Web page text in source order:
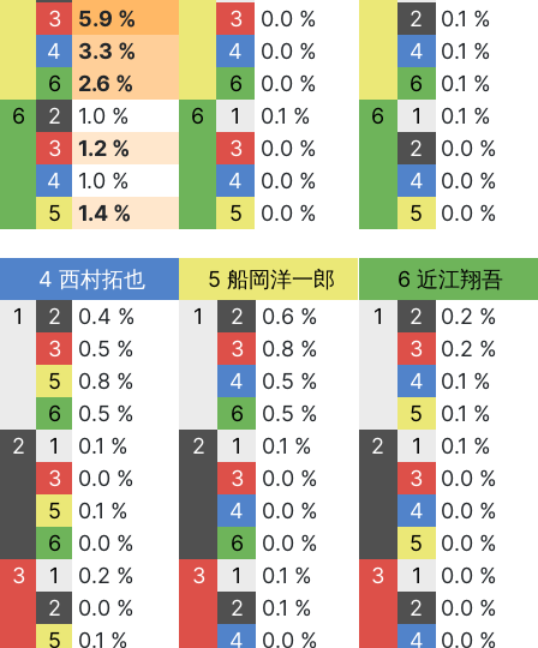
3
5.9 %
4
3.3 %
6
2.6 %
6
2
1.0 %
3
1.2 %
4
1.0 %
5
1.4 %
3
0.0 %
4
0.0 %
6
0.0 %
6
1
0.1 %
3
0.0 %
4
0.0 %
5
0.0 %
2
0.1 %
4
0.1 %
6
0.1 %
6
1
0.1 %
2
0.0 %
4
0.0 %
5
0.0 %
4 西村拓也
1
2
0.4 %
3
0.5 %
5
0.8 %
6
0.5 %
2
1
0.1 %
3
0.0 %
5
0.1 %
6
0.0 %
3
1
0.2 %
2
0.0 %
5
0.1 %
5 船岡洋一郎
1
2
0.6 %
3
0.8 %
4
0.5 %
6
0.5 %
2
1
0.1 %
3
0.0 %
4
0.0 %
6
0.0 %
3
1
0.1 %
2
0.1 %
4
0.0 %
6 近江翔吾
1
2
0.2 %
3
0.2 %
4
0.1 %
5
0.1 %
2
1
0.1 %
3
0.0 %
4
0.0 %
5
0.0 %
3
1
0.0 %
2
0.0 %
4
0.0 %